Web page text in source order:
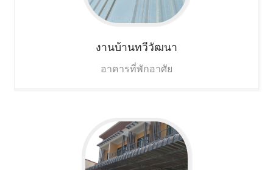
งานบ้านทวีวัฒนา
อาคารที่พักอาศัย